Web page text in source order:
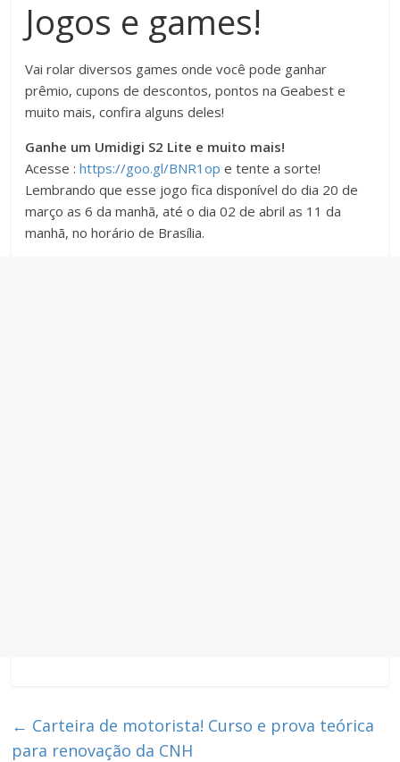
Jogos e games!
Vai rolar diversos games onde você pode ganhar
prêmio, cupons de descontos, pontos na Geabest e
muito mais, confira alguns deles!
Ganhe um Umidigi S2 Lite e muito mais!
Acesse :https://goo.gl/BNR1op e tente a sorte!
Lembrando que esse jogo fica disponível do dia 20 de
março as 6 da manhã, até o dia 02 de abril as 11 da
manhã, no horário de Brasília.
← Carteira de motorista! Curso e prova teórica
para renovação da CNH